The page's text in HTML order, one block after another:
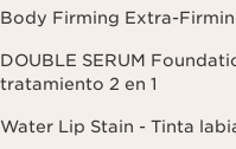
Body Firming Extra-
DOUBLE SERUM
tratamiento 2 en 1
Water Lip Stain - Tinta